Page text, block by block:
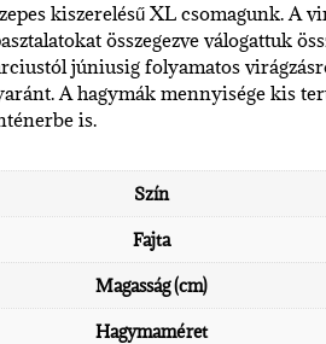
kiszerelésű XL csomagunk. A
összegezve válogattuk
júniusig folyamatos
A hagymák mennyisége kis
is.
Szín
Fajta
Magasság (cm)
Hagymaméret